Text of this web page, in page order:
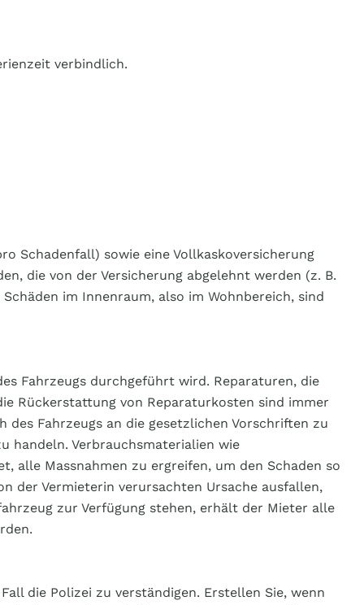
verbindlich.
Schadenfall) sowie eine Vollkaskoversicherung
die von der Versicherung abgelehnt werden (z. B.
im Innenraum, also im Wohnbereich, sind
Fahrzeugs durchgeführt wird. Reparaturen, die
Rückerstattung von Reparaturkosten sind immer
Fahrzeugs an die gesetzlichen Vorschriften zu
handeln. Verbrauchsmaterialien wie
alle Massnahmen zu ergreifen, um den Schaden so
der Vermieterin verursachten Ursache ausfallen,
zur Verfügung stehen, erhält der Mieter alle
die Polizei zu verständigen. Erstellen Sie, wenn